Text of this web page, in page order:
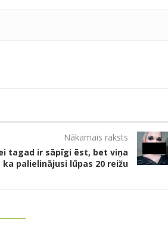
Nākamais raksts
tagad ir sāpīgi ēst, bet viņa
ka palielinājusi lūpas 20 reižu